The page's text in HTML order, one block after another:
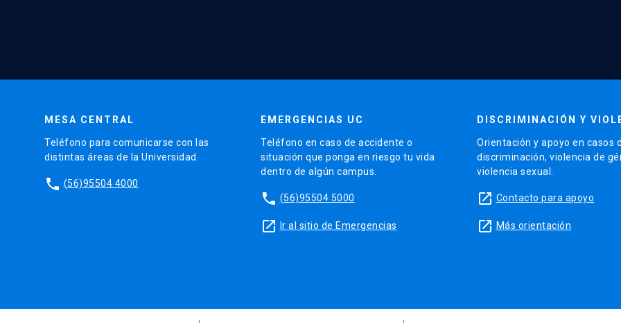
MESA CENTRAL
Teléfono para comunicarse con las
distintas áreas de la Universidad.
phone (56)95504 4000
EMERGENCIAS UC
Teléfono en caso de accidente o
situación que ponga en riesgo tu vida
dentro de algún campus.
phone (56)95504 5000
launch Ir al sitio de Emergencias
DISCRIMINACIÓN Y
Orientación y apoyo en casos
discriminación, violencia de
violencia sexual.
launch Contacto para apoyo
launch Más orientación